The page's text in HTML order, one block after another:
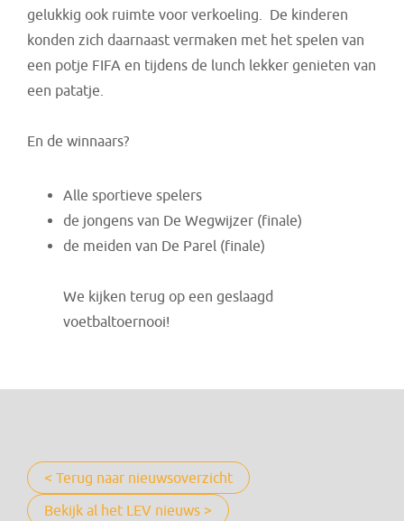
gelukkig ook ruimte voor verkoeling. De kinderen
konden zich daarnaast vermaken met het spelen van
een potje FIFA en tijdens de lunch lekker genieten van
een patatje.
En de winnaars?
Alle sportieve spelers
de jongens van De Wegwijzer (finale)
de meiden van De Parel (finale)
We kijken terug op een geslaagd
voetbaltoernooi!
< Terug naar nieuwsoverzicht
Bekijk al het LEV nieuws >